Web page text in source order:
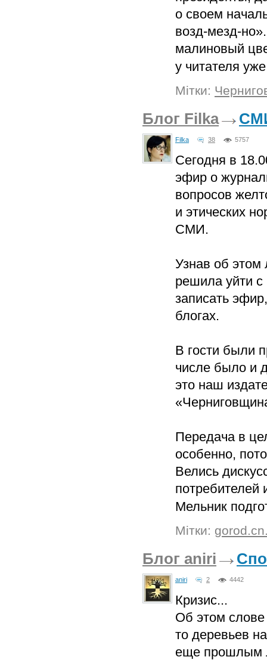
о своем
возд-мезд-
малиновый
у читателя
Мітки:
Блог Filka
Filka 38 5757
Сегодня в
эфир о
вопросов
и этических
СМИ.
Узнав об этом
решила уйти
записать
блогах.
В гости были
числе было и
это наш
Передача в
особенно,
Велись
потребителей
Мельник
Мітки:
Блог aniri
aniri 2 4442
Кризис...
Об этом слове
то деревьев
еще прошлым